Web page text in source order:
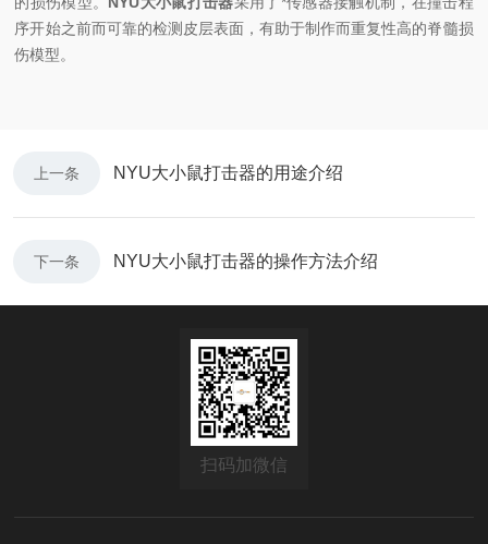
序开始之前而可靠的检测皮层表面，有助于制作而重复性高的脊髓损
伤模型。
上一条 NYU大小鼠打击器的用途介绍
下一条 NYU大小鼠打击器的操作方法介绍
扫码加微信